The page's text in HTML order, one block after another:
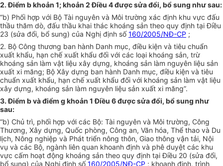
2. Điểm b khoản 1; khoản 2 Điều 4 được sửa đổi, bổ sung như sau:
“b) Phối hợp với Bộ Tài nguyên và Môi trường xác định khu vực đấu
thầu thăm dò, đấu thầu khai thác khoáng sản theo quy định tại Điều
23 (sửa đổi, bổ sung) của Nghị định số160/2005/NĐ-CP ;
2. Bộ Công thương ban hành Danh mục, điều kiện và tiêu chuẩn
xuất khẩu, hạn chế xuất khẩu đối với các loại khoáng sản, trừ
khoáng sản làm vật liệu xây dựng, khoáng sản làm nguyên liệu sản
xuất xi măng; Bộ Xây dựng ban hành Danh mục, điều kiện và tiêu
chuẩn xuất khẩu, hạn chế xuất khẩu đối với khoáng sản làm vật liệu
xây dựng, khoáng sản làm nguyên liệu sản xuất xi măng”.
3. Điểm b và điểm g khoản 1 Điều 6 được sửa đổi, bổ sung như
sau:
“b) Chủ trì, phối hợp với các Bộ: Tài nguyên và Môi trường, Công
Thương, Xây dựng, Quốc phòng, Công an, Văn hóa, Thể thao và Du
lịch, Nông nghiệp và Phát triển nông thôn, Giao thông vận tải, Nội
vụ và các Bộ, ngành liên quan khoanh định và phê duyệt các khu
vực cấm hoạt động khoáng sản theo quy định tại Điều 20 (sửa đổi,
bổ sung) của Nghị định số160/2005/NĐ-CP ; khoanh định, trình